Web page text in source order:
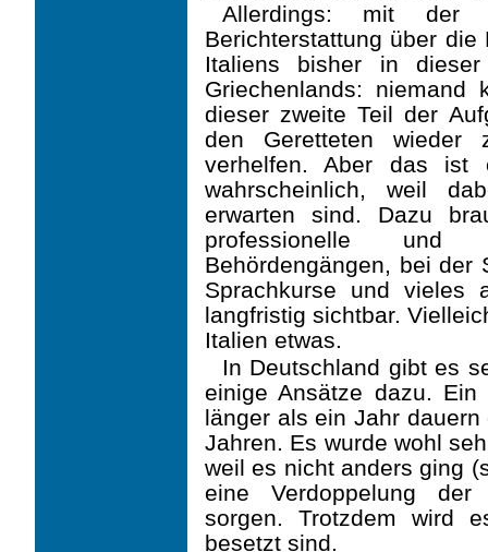
Allerdings: mit
Berichterstattung über
Italiens bisher in
Griechenlands:
dieser zweite Teil der
den Geretteten wieder
verhelfen. Aber das ist
wahrscheinlich, weil
erwarten sind. Dazu
professionelle und
Behördengängen, bei der
Sprachkurse und vieles
langfristig sichtbar.
Italien etwas.
In Deutschland gibt es
einige Ansätze dazu. Ein
länger als ein Jahr
Jahren. Es wurde wohl
weil es nicht anders ging
eine Verdoppelung der
sorgen. Trotzdem wird
besetzt sind.